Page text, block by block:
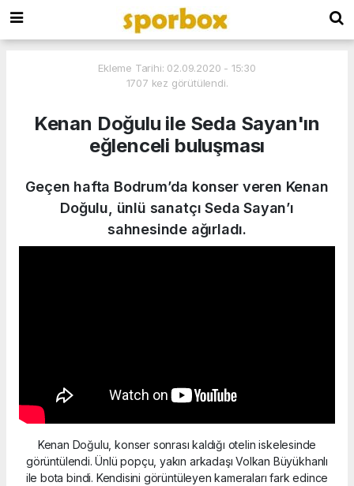
Ekleme Tarihi: 02.09.2020 - 15:30
1707 kez görütülendi.
Kenan Doğulu ile Seda Sayan'ın
eğlenceli buluşması
Geçen hafta Bodrum’da konser veren Kenan
Doğulu, ünlü sanatçı Seda Sayan’ı
sahnesinde ağırladı.
Kenan Doğulu, konser sonrası kaldığı otelin iskelesinde
görüntülendi. Ünlü popçu, yakın arkadaşı Volkan Büyükhanlı
ile bota bindi. Kendisini görüntüleyen kameraları fark edince